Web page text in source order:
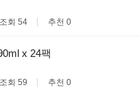
조회 54 추천 0
x 24팩
조회 59 추천 0